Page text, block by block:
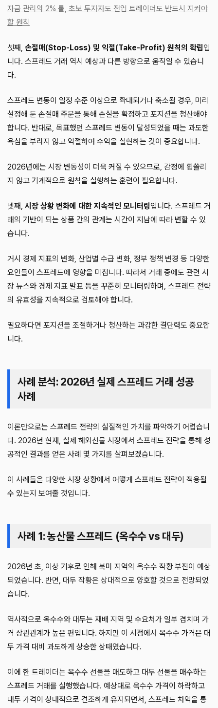
자금 관리의 2% 룰, 초보 투자자도 전업 트레이더도 반드시 지켜야
할 원칙
셋째, 손절매(Stop-Loss) 및 익절(Take-Profit) 원칙의 확립입
니다. 스프레드 거래 역시 예상과 다른 방향으로 움직일 수 있습니
다.
스프레드 변동이 일정 수준 이상으로 확대되거나 축소될 경우, 미리
설정해 둔 손절매 주문을 통해 손실을 확정하고 포지션을 청산해야
합니다. 반대로, 목표했던 스프레드 변동이 달성되었을 때는 과도한
욕심을 부리지 않고 익절하여 수익을 실현하는 것이 중요합니다.
2026년에는 시장 변동성이 더욱 커질 수 있으므로, 감정에 휩쓸리
지 않고 기계적으로 원칙을 실행하는 훈련이 필요합니다.
넷째, 시장 상황 변화에 대한 지속적인 모니터링입니다. 스프레드 거
래의 기반이 되는 상품 간의 관계는 시간이 지남에 따라 변할 수 있
습니다.
거시 경제 지표의 변화, 산업별 수급 변화, 정부 정책 변경 등 다양한
요인들이 스프레드에 영향을 미칩니다. 따라서 거래 중에도 관련 시
장 뉴스와 경제 지표 발표 등을 꾸준히 모니터링하며, 스프레드 전략
의 유효성을 지속적으로 검토해야 합니다.
필요하다면 포지션을 조절하거나 청산하는 과감한 결단력도 중요합
니다.
사례 분석: 2026년 실제 스프레드 거래 성공
사례
이론만으로는 스프레드 전략의 실질적인 가치를 파악하기 어렵습니
다. 2026년 현재, 실제 해외선물 시장에서 스프레드 전략을 통해 성
공적인 결과를 얻은 사례 몇 가지를 살펴보겠습니다.
이 사례들은 다양한 시장 상황에서 어떻게 스프레드 전략이 적용될
수 있는지 보여줄 것입니다.
사례 1: 농산물 스프레드 (옥수수 vs 대두)
2026년 초, 이상 기후로 인해 북미 지역의 옥수수 작황 부진이 예상
되었습니다. 반면, 대두 작황은 상대적으로 양호할 것으로 전망되었
습니다.
역사적으로 옥수수와 대두는 재배 지역 및 수요처가 일부 겹치며 가
격 상관관계가 높은 편입니다. 하지만 이 시점에서 옥수수 가격은 대
두 가격 대비 과도하게 상승한 상태였습니다.
이에 한 트레이더는 옥수수 선물을 매도하고 대두 선물을 매수하는
스프레드 거래를 실행했습니다. 예상대로 옥수수 가격이 하락하고
대두 가격이 상대적으로 견조하게 유지되면서, 스프레드 차익을 통